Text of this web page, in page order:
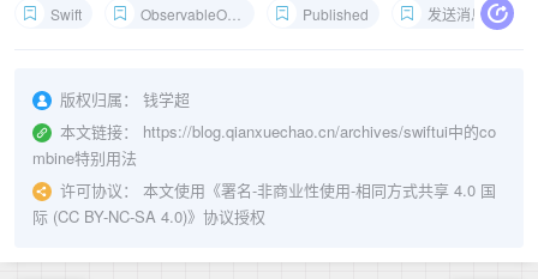
Swift ObservableObject Published 发送消息
版权归属： 钱学超
本文链接： https://blog.qianxuechao.cn/archives/swiftui中的co
mbine特别用法
许可协议： 本文使用《署名-非商业性使用-相同方式共享 4.0 国
际 (CC BY-NC-SA 4.0)》协议授权